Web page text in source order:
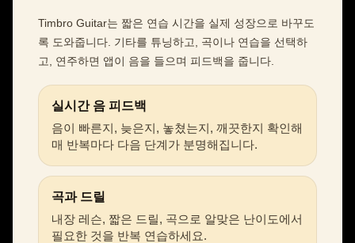
Timbro Guitar는 짧은 연습 시간을 실제 성장으로 바꾸도
록 도와줍니다. 기타를 튜닝하고, 곡이나 연습을 선택하
고, 연주하면 앱이 음을 들으며 피드백을 줍니다.
실시간 음 피드백
음이 빠른지, 늦은지, 놓쳤는지, 깨끗한지 확인해
매 반복마다 다음 단계가 분명해집니다.
곡과 드릴
내장 레슨, 짧은 드릴, 곡으로 알맞은 난이도에서
필요한 것을 반복 연습하세요.